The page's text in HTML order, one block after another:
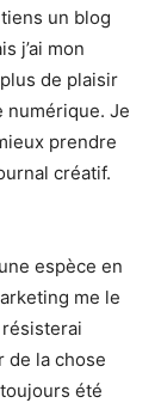
un blog
j’ai mon
de plaisir
numérique. Je
prendre
créatif.
espèce en
me le
de la chose
été